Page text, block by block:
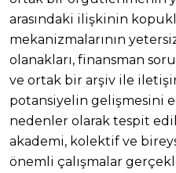
arasındaki ilişkinin
mekanizmalarının
olanakları, finansman
ve ortak bir arşiv ile
potansiyelin gelişmesini
nedenler olarak tespit
akademi, kolektif ve
önemli çalışmalar